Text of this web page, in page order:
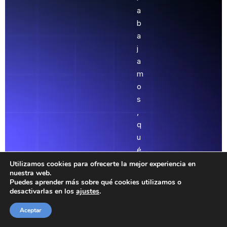
a
b
a
j
a
m
o
s
,
q
u
é
i
c
Utilizamos cookies para ofrecerte la mejor experiencia en
nuestra web.
Puedes aprender más sobre qué cookies utilizamos o
desactivarlas en los ajustes.
Aceptar